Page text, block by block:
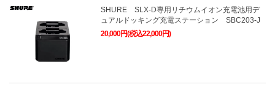
SHURE SLX-D専用リチウムイオン充電池用デ
ュアルドッキング充電ステーション SBC203-J
20,000円(税込22,000円)